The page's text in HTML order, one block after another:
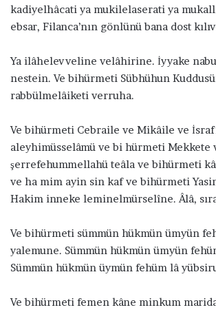
kadiyelhâcati ya mukilelaserati ya
ebsar, Filanca’nın gönlünü bana dost
Ya ilâhelevveline velâhirine. İyyake
nestein. Ve bihürmeti Sübhühun
rabbülmelâiketi verruha.
Ve bihürmeti Cebraile ve Mikâile ve
aleyhimüsselâmü ve bi hürmeti Mekkete
şerrefehummellahü teâla ve bihürmeti
ve ha mim ayin sin kaf ve bihürmeti
Hakim inneke leminelmürselîne. Âlâ,
Ve bihürmeti sümmün hükmün ümyün
yalemune. Sümmün hükmün ümyün
Sümmün hükmün üymün fehüm lâ
Ve bihürmeti femen kâne minkum